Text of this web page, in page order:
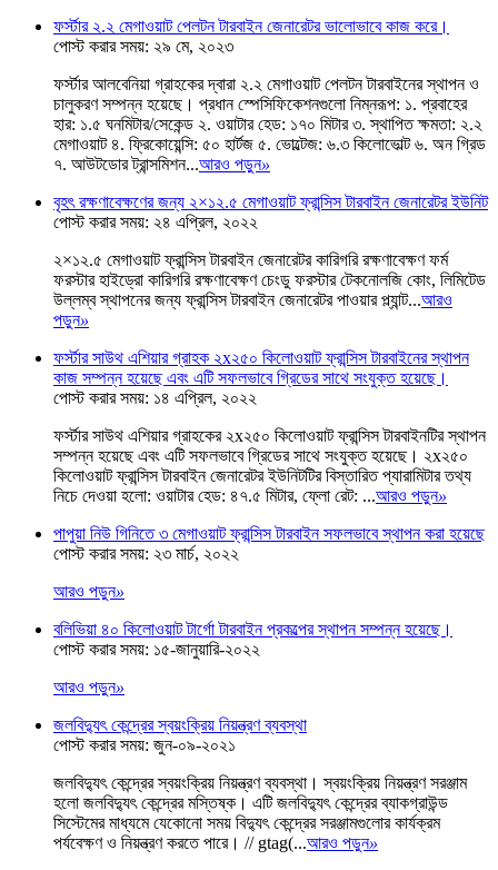
ফর্স্টার ২.২ মেগাওয়াট পেলটন টারবাইন জেনারেটর ভালোভাবে কাজ করে।
পোস্ট করার সময়: ২৯ মে, ২০২৩
ফর্স্টার আলবেনিয়া গ্রাহকের দ্বারা ২.২ মেগাওয়াট পেলটন টারবাইনের স্থাপন ও
চালুকরণ সম্পন্ন হয়েছে। প্রধান স্পেসিফিকেশনগুলো নিম্নরূপ: ১. প্রবাহের
হার: ১.৫ ঘনমিটার/সেকেন্ড ২. ওয়াটার হেড: ১৭০ মিটার ৩. স্থাপিত ক্ষমতা: ২.২
মেগাওয়াট ৪. ফ্রিকোয়েন্সি: ৫০ হার্টজ ৫. ভোল্টেজ: ৬.৩ কিলোভোল্ট ৬. অন গ্রিড
৭. আউটডোর ট্রান্সমিশন...আরও পড়ুন»
বৃহৎ রক্ষণাবেক্ষণের জন্য ২×১২.৫ মেগাওয়াট ফ্রান্সিস টারবাইন জেনারেটর ইউনিট
পোস্ট করার সময়: ২৪ এপ্রিল, ২০২২
২×১২.৫ মেগাওয়াট ফ্রান্সিস টারবাইন জেনারেটর কারিগরি রক্ষণাবেক্ষণ ফর্ম
ফরস্টার হাইড্রো কারিগরি রক্ষণাবেক্ষণ চেংডু ফরস্টার টেকনোলজি কোং, লিমিটেড
উল্লম্ব স্থাপনের জন্য ফ্রান্সিস টারবাইন জেনারেটর পাওয়ার প্ল্যান্ট...আরও
পড়ুন»
ফর্স্টার সাউথ এশিয়ার গ্রাহক ২x২৫০ কিলোওয়াট ফ্রান্সিস টারবাইনের স্থাপন
কাজ সম্পন্ন হয়েছে এবং এটি সফলভাবে গ্রিডের সাথে সংযুক্ত হয়েছে।
পোস্ট করার সময়: ১৪ এপ্রিল, ২০২২
ফর্স্টার সাউথ এশিয়ার গ্রাহকের ২x২৫০ কিলোওয়াট ফ্রান্সিস টারবাইনটির স্থাপন
সম্পন্ন হয়েছে এবং এটি সফলভাবে গ্রিডের সাথে সংযুক্ত হয়েছে। ২x২৫০
কিলোওয়াট ফ্রান্সিস টারবাইন জেনারেটর ইউনিটটির বিস্তারিত প্যারামিটার তথ্য
নিচে দেওয়া হলো: ওয়াটার হেড: ৪৭.৫ মিটার, ফ্লো রেট: ...আরও পড়ুন»
পাপুয়া নিউ গিনিতে ৩ মেগাওয়াট ফ্রান্সিস টারবাইন সফলভাবে স্থাপন করা হয়েছে
পোস্ট করার সময়: ২৩ মার্চ, ২০২২
আরও পড়ুন»
বলিভিয়া ৪০ কিলোওয়াট টার্গো টারবাইন প্রকল্পের স্থাপন সম্পন্ন হয়েছে।
পোস্ট করার সময়: ১৫-জানুয়ারি-২০২২
আরও পড়ুন»
জলবিদ্যুৎ কেন্দ্রের স্বয়ংক্রিয় নিয়ন্ত্রণ ব্যবস্থা
পোস্ট করার সময়: জুন-০৯-২০২১
জলবিদ্যুৎ কেন্দ্রের স্বয়ংক্রিয় নিয়ন্ত্রণ ব্যবস্থা। স্বয়ংক্রিয় নিয়ন্ত্রণ সরঞ্জাম
হলো জলবিদ্যুৎ কেন্দ্রের মস্তিষ্ক। এটি জলবিদ্যুৎ কেন্দ্রের ব্যাকগ্রাউন্ড
সিস্টেমের মাধ্যমে যেকোনো সময় বিদ্যুৎ কেন্দ্রের সরঞ্জামগুলোর কার্যক্রম
পর্যবেক্ষণ ও নিয়ন্ত্রণ করতে পারে। // gtag(...আরও পড়ুন»